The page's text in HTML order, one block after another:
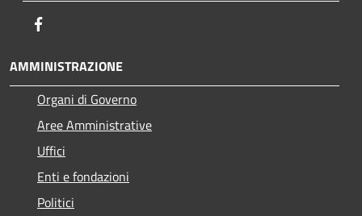
AMMINISTRAZIONE
Organi di Governo
Aree Amministrative
Uffici
Enti e fondazioni
Politici